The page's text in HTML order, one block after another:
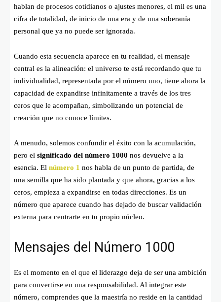
hablan de procesos cotidianos o ajustes menores, el mil es una
cifra de totalidad, de inicio de una era y de una soberanía
personal que ya no puede ser ignorada.
Cuando esta secuencia aparece en tu realidad, el mensaje
central es la alineación: el universo te está recordando que tu
individualidad, representada por el número uno, tiene ahora la
capacidad de expandirse infinitamente a través de los tres
ceros que le acompañan, simbolizando un potencial de
creación que no conoce límites.
A menudo, solemos confundir el éxito con la acumulación,
pero el significado del número 1000 nos devuelve a la
esencia. El número 1 nos habla de un punto de partida, de
una semilla que ha sido plantada y que ahora, gracias a los
ceros, empieza a expandirse en todas direcciones. Es un
número que aparece cuando has dejado de buscar validación
externa para centrarte en tu propio núcleo.
Mensajes del Número 1000
Es el momento en el que el liderazgo deja de ser una ambición
para convertirse en una responsabilidad. Al integrar este
número, comprendes que la maestría no reside en la cantidad